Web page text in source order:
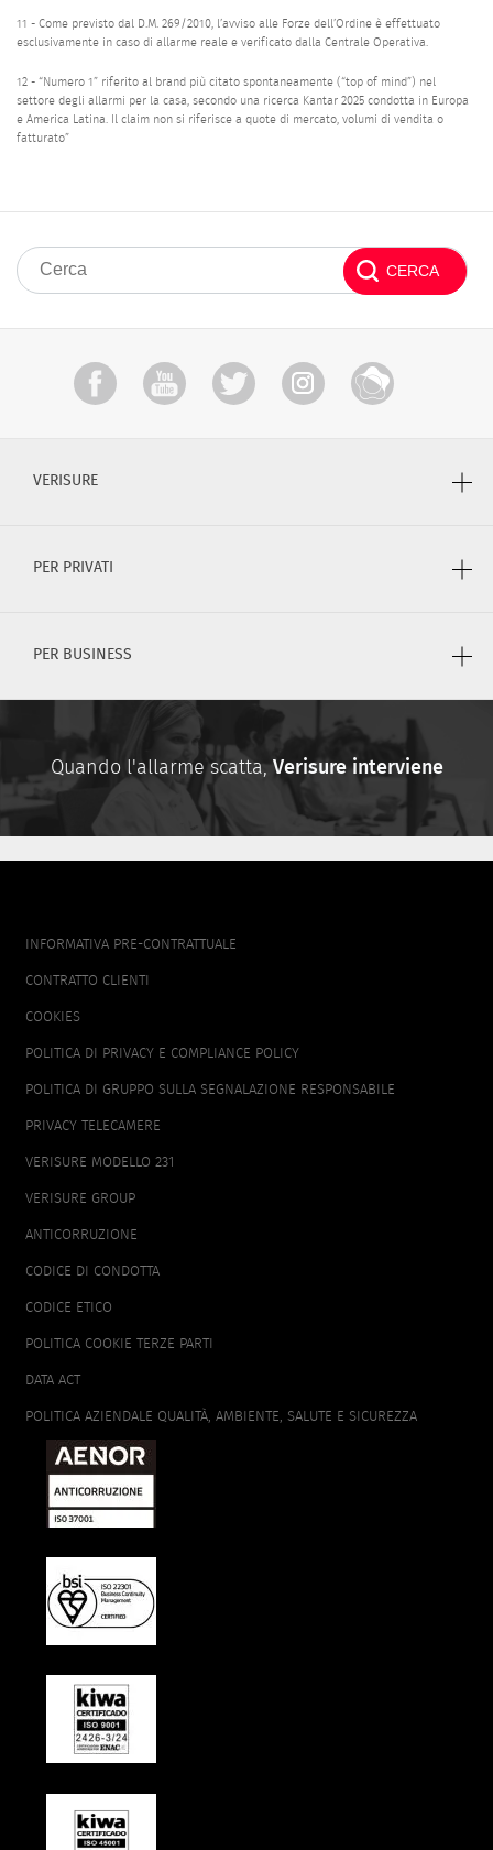
11 - Come previsto dal D.M. 269/2010, l’avviso alle Forze dell’Ordine è effettuato
esclusivamente in caso di allarme reale e verificato dalla Centrale Operativa.
12 - “Numero 1” riferito al brand più citato spontaneamente (“top of mind”) nel
settore degli allarmi per la casa, secondo una ricerca Kantar 2025 condotta in Europa
e America Latina. Il claim non si riferisce a quote di mercato, volumi di vendita o
fatturato”
VERISURE
PER PRIVATI
PER BUSINESS
Quando l'allarme scatta,Verisure interviene
FOOTER
INFORMATIVA PRE-CONTRATTUALE
CONTRATTO CLIENTI
COOKIES
POLITICA DI PRIVACY E COMPLIANCE POLICY
POLITICA DI GRUPPO SULLA SEGNALAZIONE RESPONSABILE
PRIVACY TELECAMERE
VERISURE MODELLO 231
VERISURE GROUP
ANTICORRUZIONE
CODICE DI CONDOTTA
CODICE ETICO
POLITICA COOKIE TERZE PARTI
DATA ACT
POLITICA AZIENDALE QUALITÀ, AMBIENTE, SALUTE E SICUREZZA